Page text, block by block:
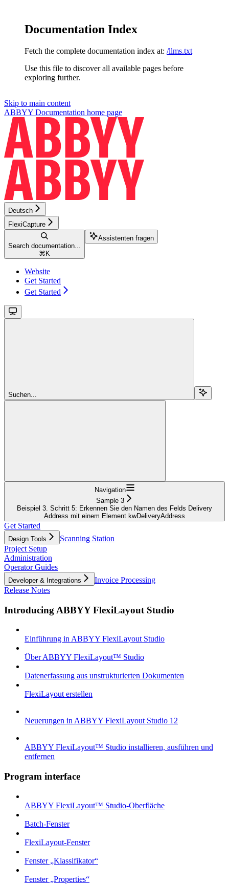
Documentation Index
Fetch the complete documentation index at: /llms.txt
Use this file to discover all available pages before
exploring further.
Skip to main content
ABBYY Documentation home page
Deutsch
FlexiCapture
Search documentation...
⌘ K
Assistenten fragen
Website
Get Started
Get Started
Suchen...
Navigation
Sample 3
Beispiel 3. Schritt 5: Erkennen Sie den Namen des Felds Delivery
Address mit einem Element kwDeliveryAddress
Get Started
Design Tools
Scanning Station
Project Setup
Administration
Operator Guides
Developer & Integrations
Invoice Processing
Release Notes
Introducing ABBYY FlexiLayout Studio
Einführung in ABBYY FlexiLayout Studio
Über ABBYY FlexiLayout™ Studio
Datenerfassung aus unstrukturierten Dokumenten
FlexiLayout erstellen
Neuerungen in ABBYY FlexiLayout Studio 12
ABBYY FlexiLayout™ Studio installieren, ausführen und
entfernen
Program interface
ABBYY FlexiLayout™ Studio-Oberfläche
Batch-Fenster
FlexiLayout-Fenster
Fenster „Klassifikator“
Fenster „Properties“